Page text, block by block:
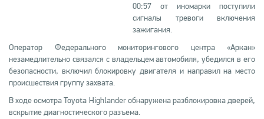
00:57 от иномарки поступили
сигналы тревоги включения
зажигания.
Оператор Федерального мониторингового центра «Аркан»
незамедлительно связался с владельцем автомобиля, убедился в его
безопасности, включил блокировку двигателя и направил на место
происшествия группу захвата.
В ходе осмотра Toyota Highlander обнаружена разблокировка дверей,
вскрытие диагностического разъема.